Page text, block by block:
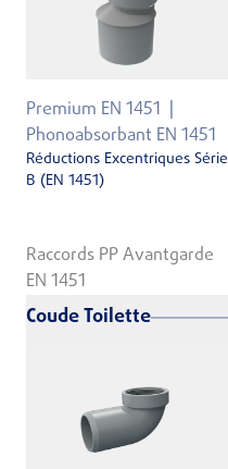
Premium EN 1451
Phonoabsorbant EN 1451
Réductions Excentriques Série
B (EN 1451)
Raccords PP Avantgarde
EN 1451
Coude Toilette